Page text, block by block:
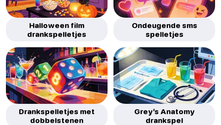
Halloween film
drankspelletjes
Ondeugende sms
spelletjes
Drankspelletjes met
dobbelstenen
Grey’s Anatomy
drankspel